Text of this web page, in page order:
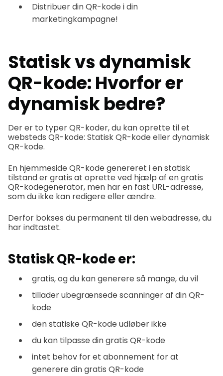
Distribuer din QR-kode i din
marketingkampagne!
Statisk vs dynamisk
QR-kode: Hvorfor er
dynamisk bedre?
Der er to typer QR-koder, du kan oprette til et
websteds QR-kode: Statisk QR-kode eller dynamisk
QR-kode.
En hjemmeside QR-kode genereret i en statisk
tilstand er gratis at oprette ved hjælp af en gratis
QR-kodegenerator, men har en fast URL-adresse,
som du ikke kan redigere eller ændre.
Derfor bokses du permanent til den webadresse, du
har indtastet.
Statisk QR-kode er:
gratis, og du kan generere så mange, du vil
tillader ubegrænsede scanninger af din QR-
kode
den statiske QR-kode udløber ikke
du kan tilpasse din gratis QR-kode
intet behov for et abonnement for at
generere din gratis QR-kode